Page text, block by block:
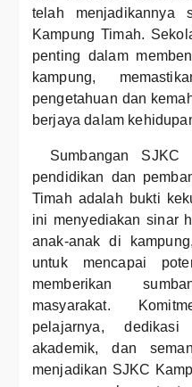
telah menjadikannya
Kampung Timah.
penting dalam
kampung,
pengetahuan dan
berjaya dalam
Sumbangan SJKC
pendidikan dan
Timah adalah bukti
ini menyediakan sinar
anak-anak di
untuk mencapai
memberikan
masyarakat.
pelajarnya, dedikasi
akademik, dan
menjadikan SJKC